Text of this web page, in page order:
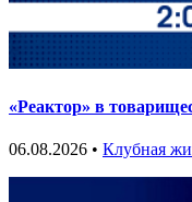
«Реактор» в
06.08.2026 • Клубная